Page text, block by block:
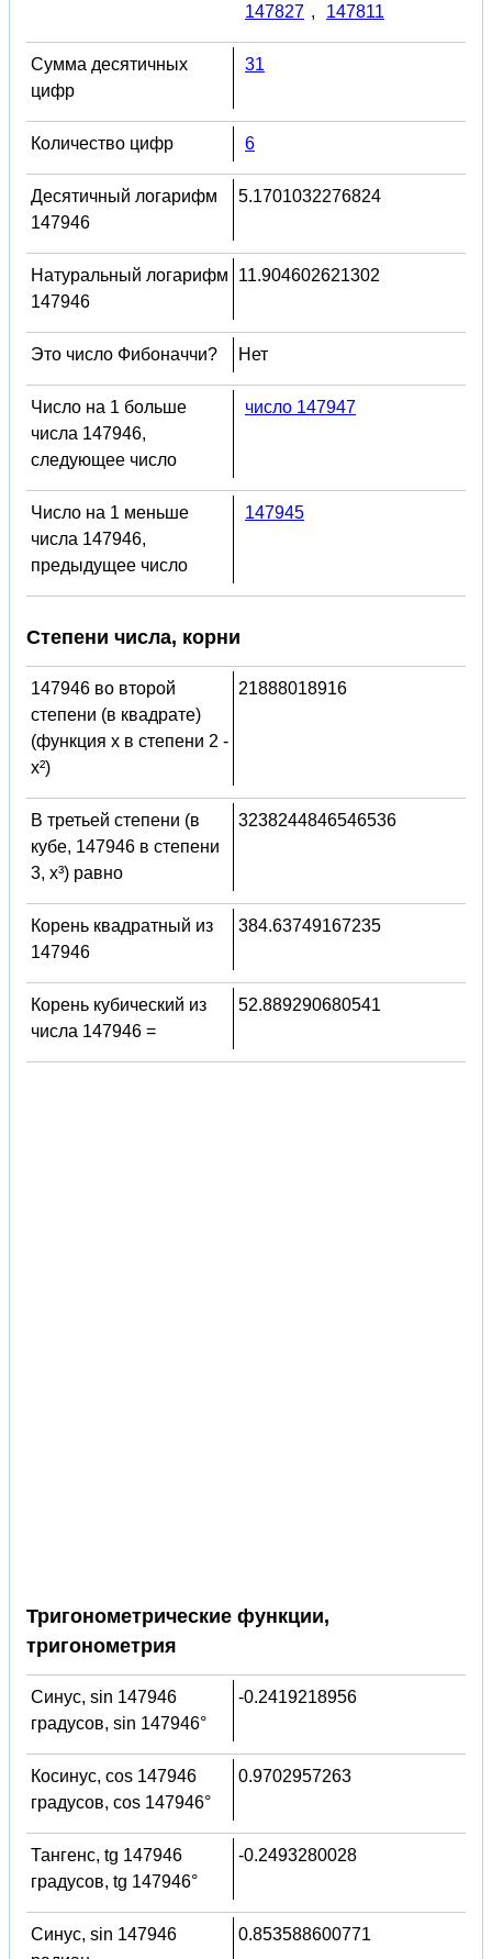
147827 , 147811
Сумма десятичных
цифр
31
Количество цифр 6
Десятичный логарифм
147946
5.1701032276824
Натуральный логарифм
147946
11.904602621302
Это число Фибоначчи? Нет
Число на 1 больше
числа 147946,
следующее число
число 147947
Число на 1 меньше
числа 147946,
предыдущее число
147945
Степени числа, корни
147946 во второй
степени (в квадрате)
(функция x в степени 2 -
x²)
21888018916
В третьей степени (в
кубе, 147946 в степени
3, x³) равно
3238244846546536
Корень квадратный из
147946
384.63749167235
Корень кубический из
числа 147946 =
52.889290680541
Тригонометрические функции,
тригонометрия
Синус, sin 147946
градусов, sin 147946°
-0.2419218956
Косинус, cos 147946
градусов, cos 147946°
0.9702957263
Тангенс, tg 147946
градусов, tg 147946°
-0.2493280028
Синус, sin 147946
0.853588600771